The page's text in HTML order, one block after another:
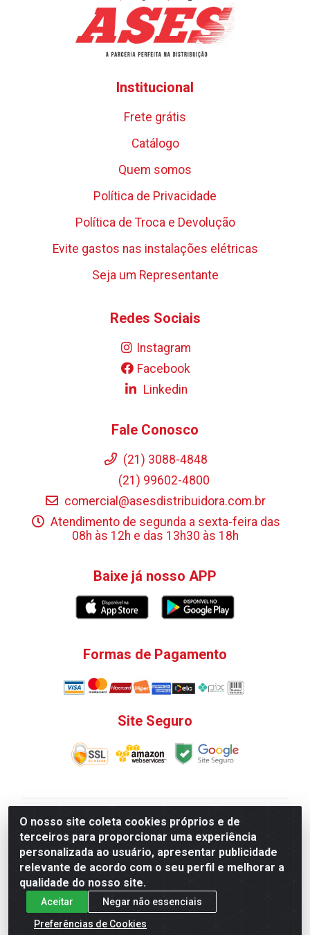
O nosso site coleta cookies próprios e de
terceiros para proporcionar uma experiência
personalizada ao usuário, apresentar publicidade
relevante de acordo com o seu perfil e melhorar a
qualidade do nosso site.
Aceitar
Negar não essenciais
Preferências de Cookies
Institucional
Frete grátis
Catálogo
Quem somos
Política de Privacidade
Política de Troca e Devolução
Evite gastos nas instalações elétricas
Seja um Representante
Redes Sociais
Instagram
Facebook
Linkedin
Fale Conosco
(21) 3088-4848
(21) 99602-4800
comercial@asesdistribuidora.com.br
Atendimento de segunda a sexta-feira das
08h às 12h e das 13h30 às 18h
Baixe já nosso APP
Formas de Pagamento
Site Seguro
V. C. Ferragens LTDA - Rua do Matoso, 132 - Praça da
Bandeira, Rio de Janeiro/ RJ - CEP 20.270-135 - CNPJ
12.324.723/0001-25
Todas as regras de promoções, descontos, preços e
prazos de pagamento e entrega expostos aqui são
válidos apenas para compras via internet. Preços e
estoque sujeito a alterações sem aviso prévio.